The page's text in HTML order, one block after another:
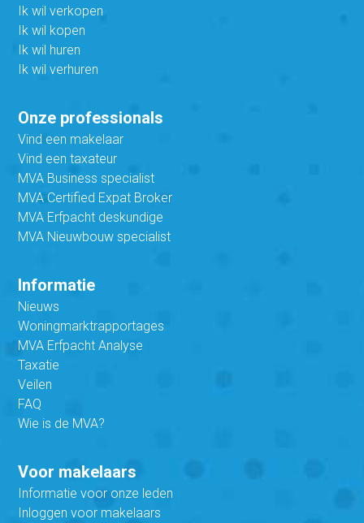
Ik wil verkopen
Ik wil kopen
Ik wil huren
Ik wil verhuren
Onze professionals
Vind een makelaar
Vind een taxateur
MVA Business specialist
MVA Certified Expat Broker
MVA Erfpacht deskundige
MVA Nieuwbouw specialist
Informatie
Nieuws
Woningmarktrapportages
MVA Erfpacht Analyse
Taxatie
Veilen
FAQ
Wie is de MVA?
Voor makelaars
Informatie voor onze leden
Inloggen voor makelaars